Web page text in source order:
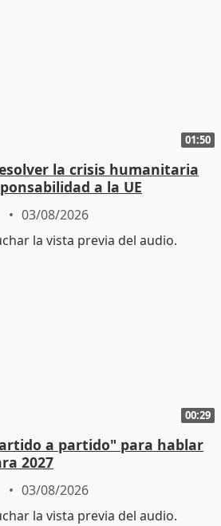
01:50
la crisis humanitaria
a la UE
03/08/2026
00:29
a partido" para hablar
2027
03/08/2026